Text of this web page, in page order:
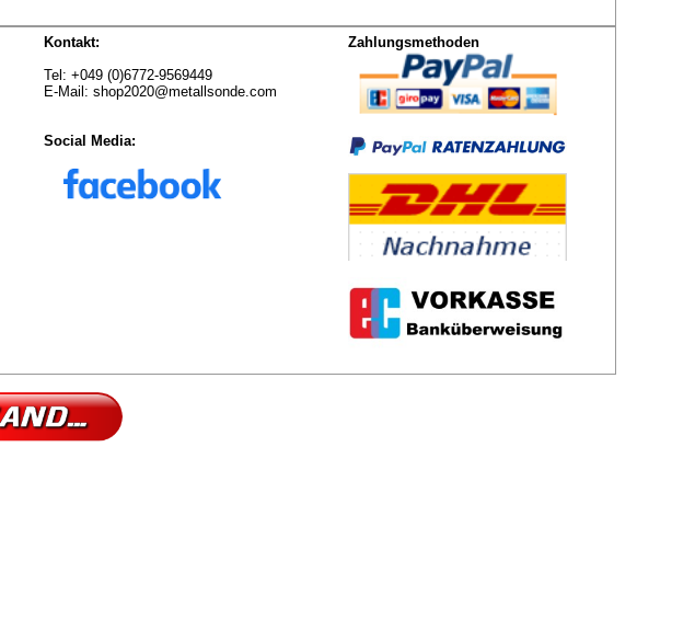
Kontakt:
Tel: +049 (0)6772-9569449
E-Mail: shop2020@metallsonde.com
Social Media:
Zahlungsmethoden